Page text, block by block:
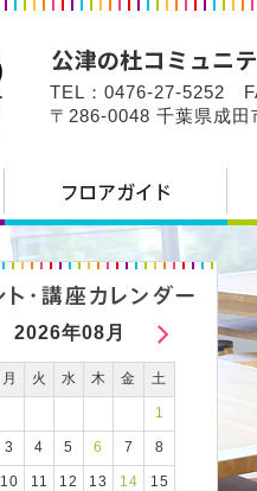
TEL：0476-27-5252
〒286-0048 千葉県成
2026年08月
月 火 水 木 金 土
1
3 4 5 6 7 8
10 11 12 13 14 15